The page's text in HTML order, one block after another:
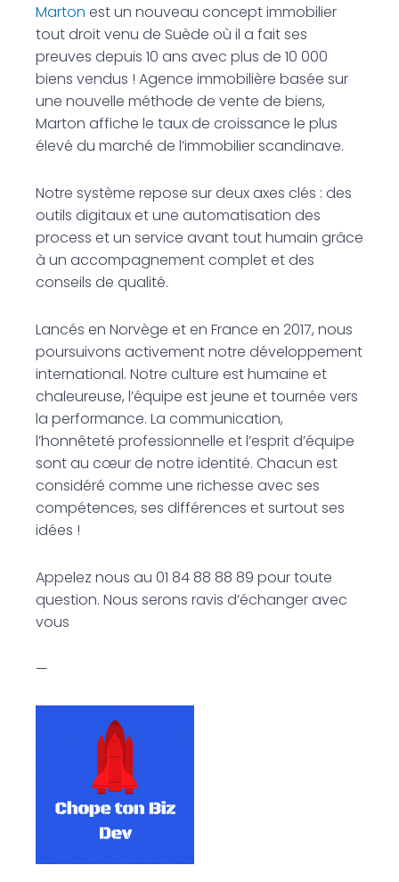
Marton est un nouveau concept immobilier
tout droit venu de Suède où il a fait ses
preuves depuis 10 ans avec plus de 10 000
biens vendus ! Agence immobilière basée sur
une nouvelle méthode de vente de biens,
Marton affiche le taux de croissance le plus
élevé du marché de l’immobilier scandinave.
Notre système repose sur deux axes clés : des
outils digitaux et une automatisation des
process et un service avant tout humain grâce
à un accompagnement complet et des
conseils de qualité.
Lancés en Norvège et en France en 2017, nous
poursuivons activement notre développement
international. Notre culture est humaine et
chaleureuse, l’équipe est jeune et tournée vers
la performance. La communication,
l’honnêteté professionnelle et l’esprit d’équipe
sont au cœur de notre identité. Chacun est
considéré comme une richesse avec ses
compétences, ses différences et surtout ses
idées !
Appelez nous au 01 84 88 88 89 pour toute
question. Nous serons ravis d’échanger avec
vous
—